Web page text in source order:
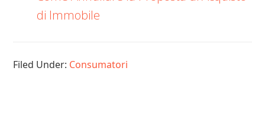
di Immobile
Filed Under: Consumatori